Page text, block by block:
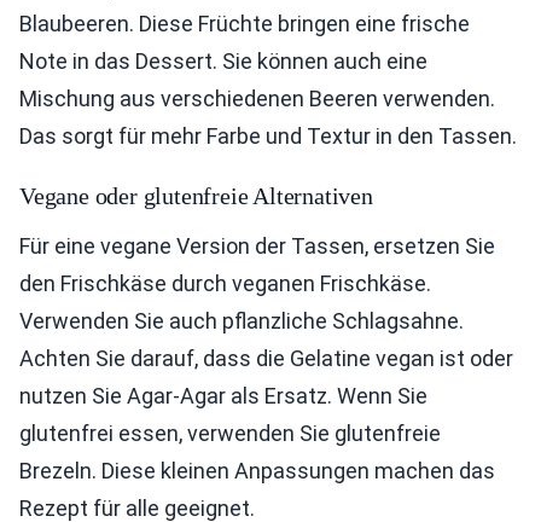
Blaubeeren. Diese Früchte bringen eine frische
Note in das Dessert. Sie können auch eine
Mischung aus verschiedenen Beeren verwenden.
Das sorgt für mehr Farbe und Textur in den Tassen.
Vegane oder glutenfreie Alternativen
Für eine vegane Version der Tassen, ersetzen Sie
den Frischkäse durch veganen Frischkäse.
Verwenden Sie auch pflanzliche Schlagsahne.
Achten Sie darauf, dass die Gelatine vegan ist oder
nutzen Sie Agar-Agar als Ersatz. Wenn Sie
glutenfrei essen, verwenden Sie glutenfreie
Brezeln. Diese kleinen Anpassungen machen das
Rezept für alle geeignet.